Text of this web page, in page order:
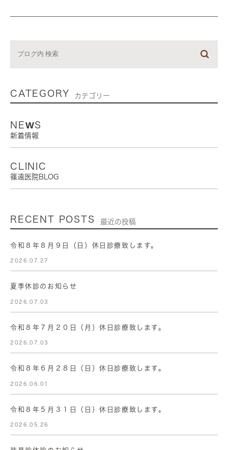
CATEGORY カテゴリー
NEWS
新着情報
CLINIC
篠遠医院BLOG
RECENT POSTS 最近の投稿
令和８年８月９日（日）休日診療致します。
2026.07.27
夏季休診のお知らせ
2026.07.03
令和８年７月２０日（月）休日診療致します。
2026.07.03
令和８年６月２８日（日）休日診療致します。
2026.06.01
令和８年５月３１日（日）休日診療致します。
2026.05.26